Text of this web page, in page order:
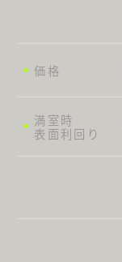
価格
満室時
表面利回り